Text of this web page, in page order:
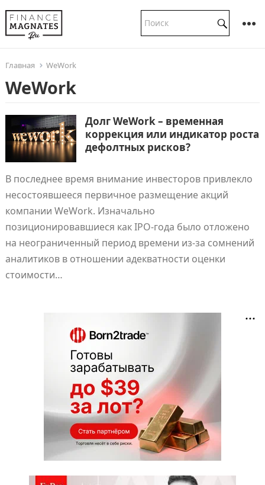
Главная WeWork
WeWork
Долг WeWork – временная
коррекция или индикатор роста
дефолтных рисков?
В последнее время внимание инвесторов привлекло
несостоявшееся первичное размещение акций
компании WeWork. Изначально
позиционировавшиеся как IPO-года было отложено
на неограниченный период времени из-за сомнений
аналитиков в отношении адекватности оценки
стоимости…